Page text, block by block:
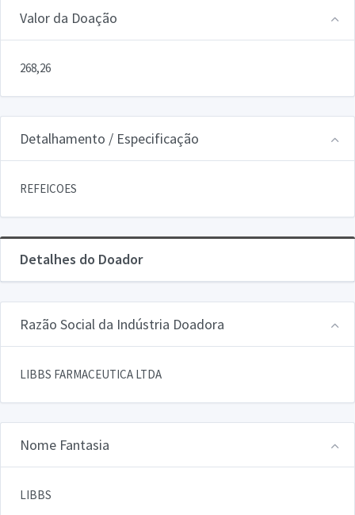
Valor da Doação
268,26
Detalhamento / Especificação
REFEICOES
Detalhes do Doador
Razão Social da Indústria Doadora
LIBBS FARMACEUTICA LTDA
Nome Fantasia
LIBBS